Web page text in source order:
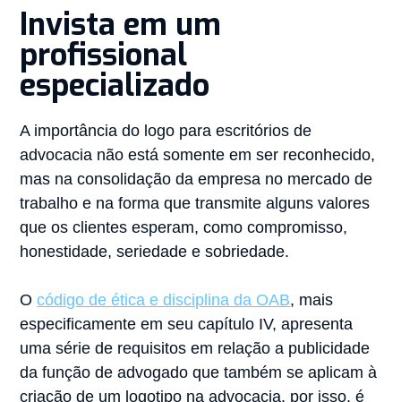
Invista em um
profissional
especializado
A importância do logo para escritórios de
advocacia não está somente em ser reconhecido,
mas na consolidação da empresa no mercado de
trabalho e na forma que transmite alguns valores
que os clientes esperam, como compromisso,
honestidade, seriedade e sobriedade.
Ocódigo de ética e disciplina da OAB, mais
especificamente em seu capítulo IV, apresenta
uma série de requisitos em relação a publicidade
da função de advogado que também se aplicam à
criação de um logotipo na advocacia, por isso, é